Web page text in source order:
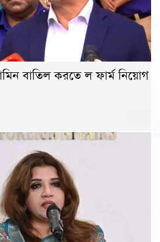
বাতিল করতে ল ফার্ম নিয়োগ